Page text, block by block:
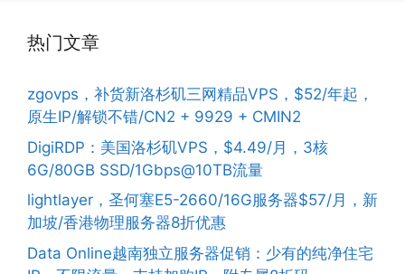
热门文章
zgovps，补货新洛杉矶三网精品VPS，$52/年起，
原生IP/解锁不错/CN2 + 9929 + CMIN2
DigiRDP：美国洛杉矶VPS，$4.49/月，3核
6G/80GB SSD/1Gbps@10TB流量
lightlayer，圣何塞E5-2660/16G服务器$57/月，新
加坡/香港物理服务器8折优惠
Data Online越南独立服务器促销：少有的纯净住宅